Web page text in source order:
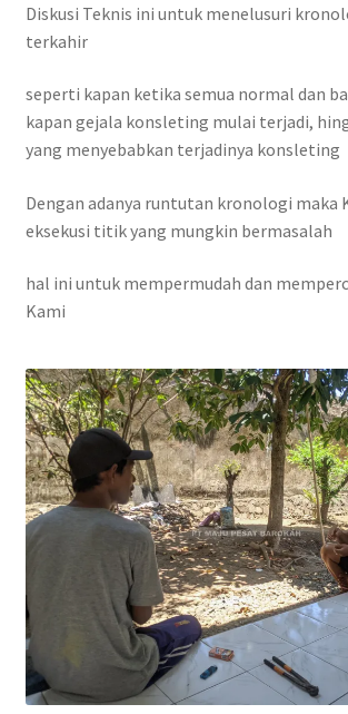
Diskusi Teknis ini untuk menelusuri
terkahir
seperti kapan ketika semua normal dan
kapan gejala konsleting mulai terjadi,
yang menyebabkan terjadinya konsleting
Dengan adanya runtutan kronologi maka
eksekusi titik yang mungkin bermasalah
hal ini untuk mempermudah dan
Kami